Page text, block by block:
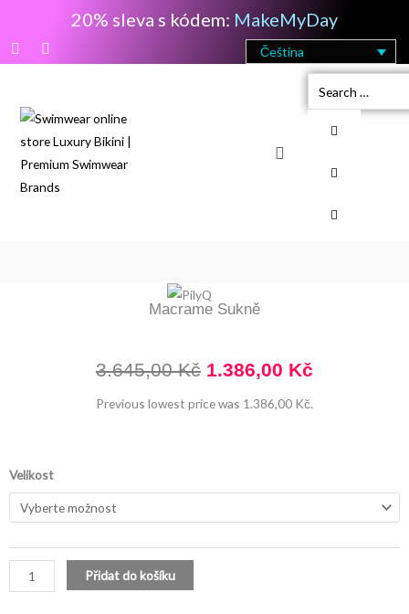
obsah
F
a
b
o
k
I
n
g
a
m
20% sleva s kódem: MakeMyDay
Čeština
Search
…
Macrame Sukně
3.645,00Kč 1.386,00 Kč
Previous lowest price was 1.386,00 Kč.
Velikost
množství
Přidat do košíku